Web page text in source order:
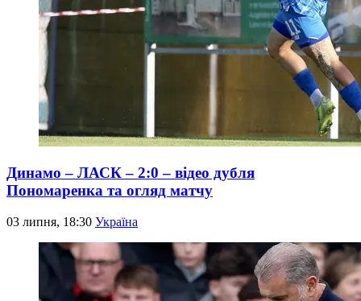
Динамо – ЛАСК – 2:0 – відео дубля
Пономаренка та огляд матчу
03 липня, 18:30 Україна